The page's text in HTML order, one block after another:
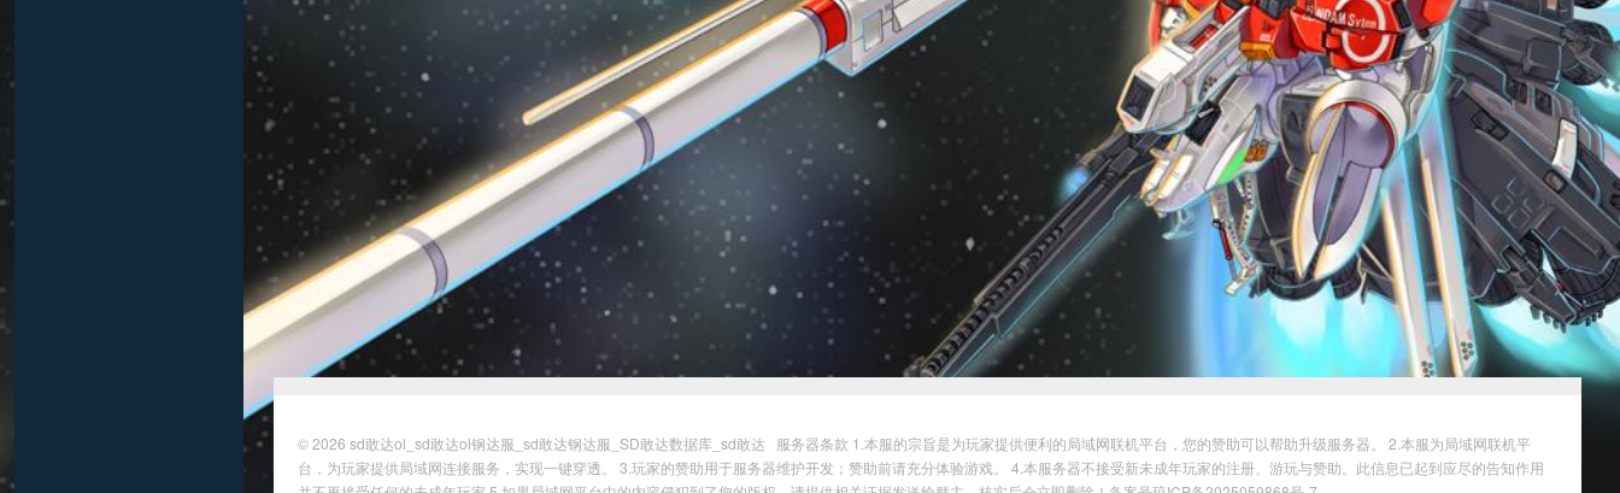
© 2026 sd敢达ol_sd敢达ol钢达服_sd敢达钢达服_SD敢达数据库_sd敢达 服务器条款 1.本服的宗旨是为玩家提供便利的局域网联机平台，您的赞助可以帮助升级服务器。 2.本服为局域网联机平
台，为玩家提供局域网连接服务，实现一键穿透。 3.玩家的赞助用于服务器维护开发；赞助前请充分体验游戏。 4.本服务器不接受新未成年玩家的注册、游玩与赞助。此信息已起到应尽的告知作用